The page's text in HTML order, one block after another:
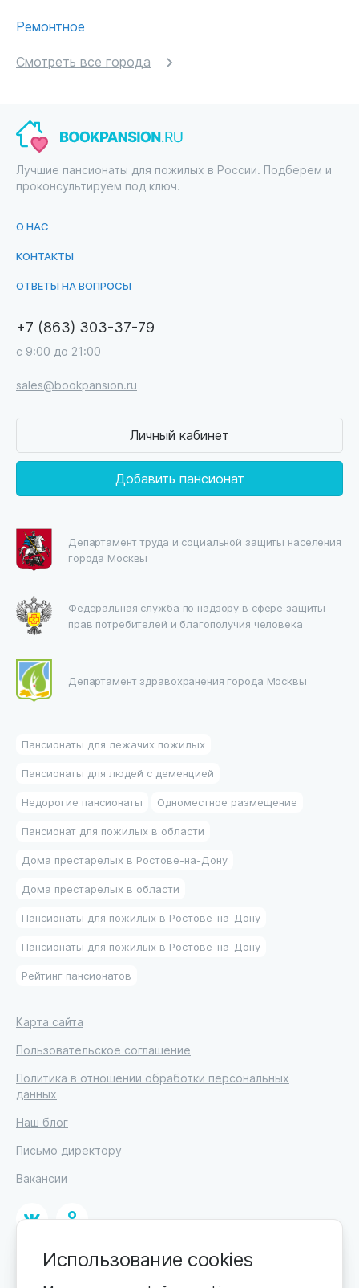
Ремонтное
Смотреть все города
Лучшие пансионаты для пожилых в России. Подберем и
проконсультируем под ключ.
О НАС
КОНТАКТЫ
ОТВЕТЫ НА ВОПРОСЫ
+7 (863) 303-37-79
с 9:00 до 21:00
sales@bookpansion.ru
Личный кабинет
Добавить пансионат
Департамент труда и социальной защиты населения
города Москвы
Федеральная служба по надзору в сфере защиты
прав потребителей и благополучия человека
Департамент здравохранения города Москвы
Пансионаты для лежачих пожилых
Пансионаты для людей с деменцией
Недорогие пансионаты Одноместное размещение
Пансионат для пожилых в области
Дома престарелых в Ростове-на-Дону
Дома престарелых в области
Пансионаты для пожилых в Ростове-на-Дону
Пансионаты для пожилых в Ростове-на-Дону
Рейтинг пансионатов
Карта сайта
Пользовательское соглашение
Политика в отношении обработки персональных
данных
Наш блог
Письмо директору
Вакансии
© 2026
ИП Высоцкий Дмитрий Петрович, ИНН 233610721148
Использование cookies